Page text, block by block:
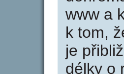
www a
k tom,
je
délky o